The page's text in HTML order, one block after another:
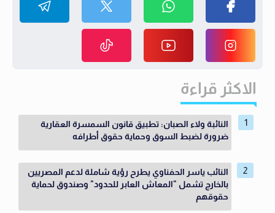
الاكثر قراءة
النائبة ولاء الصبان: تطبيق قانون السمسرة العقارية
ضرورة لضبط السوق وحماية حقوق أطرافه
النائب ياسر الحفناوي يطرح رؤية شاملة لدعم المصريين
بالخارج تشمل "المعاش العابر للحدود" وصندوق لحماية
حقوقهم